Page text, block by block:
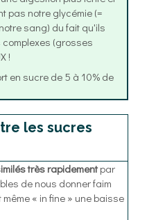
pas notre glycémie (=
sang) du fait qu'ils
(grosses
!
en sucre de 5 à 10% de
les sucres
très rapidementpar
de nous donner faim
« in fine » une baisse